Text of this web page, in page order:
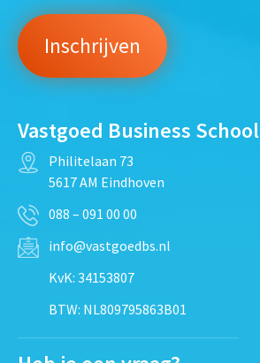
Vastgoed Business School
Philitelaan 73
5617 AM Eindhoven
088 – 091 00 00
info@vastgoedbs.nl
KvK: 34153807
BTW: NL809795863B01